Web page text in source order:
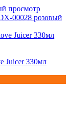
просмотр
00028 розовый
Juicer 330мл